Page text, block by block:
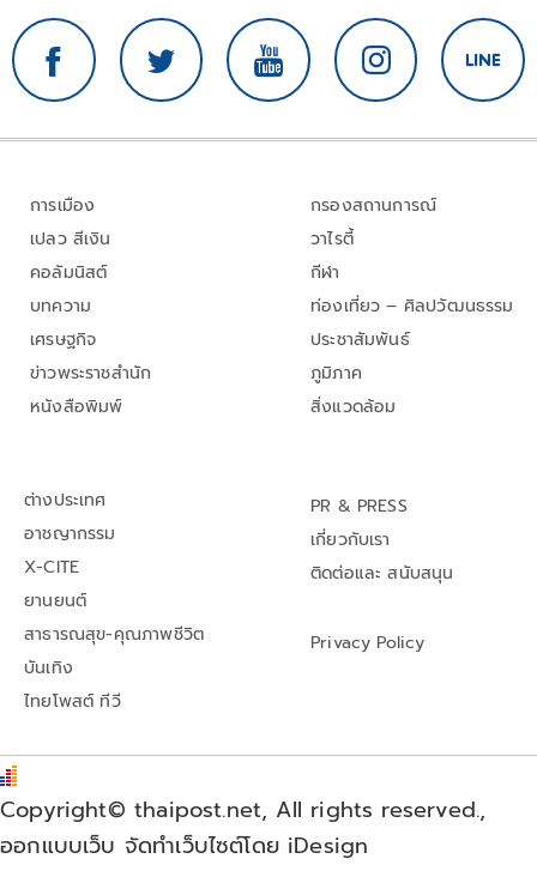
การเมือง
เปลว สีเงิน
คอลัมนิสต์
บทความ
เศรษฐกิจ
ข่าวพระราชสำนัก
หนังสือพิมพ์
กรองสถานการณ์
วาไรตี้
กีฬา
ท่องเที่ยว – ศิลปวัฒนธรรม
ประชาสัมพันธ์
ภูมิภาค
สิ่งแวดล้อม
ต่างประเทศ
อาชญากรรม
X-CITE
ยานยนต์
สาธารณสุข-คุณภาพชีวิต
บันเทิง
ไทยโพสต์ ทีวี
PR & PRESS
เกี่ยวกับเรา
ติดต่อและ สนับสนุน
Privacy Policy
Copyright© thaipost.net, All rights reserved.,
ออกแบบเว็บ จัดทำเว็บไซต์โดย iDesign